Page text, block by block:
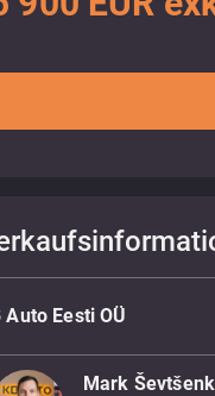
Auto Eesti OÜ
Mark